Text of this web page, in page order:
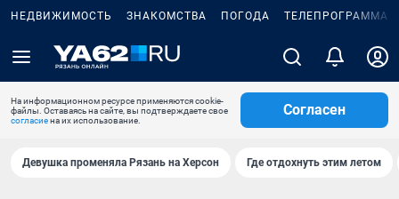
НЕДВИЖИМОСТЬ ЗНАКОМСТВА ПОГОДА ТЕЛЕПРОГРАММА
На информационном ресурсе применяются cookie-
файлы. Оставаясь на сайте, вы подтверждаете свое
согласиена их использование.
Согласен
Девушка променяла Рязань на Херсон Где отдохнуть этим летом